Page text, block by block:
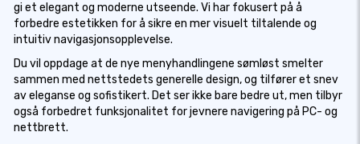
gi et elegant og moderne utseende. Vi har fokusert på å
forbedre estetikken for å sikre en mer visuelt tiltalende og
intuitiv navigasjonsopplevelse.
Du vil oppdage at de nye menyhandlingene sømløst smelter
sammen med nettstedets generelle design, og tilfører et snev
av eleganse og sofistikert. Det ser ikke bare bedre ut, men tilbyr
også forbedret funksjonalitet for jevnere navigering på PC- og
nettbrett.